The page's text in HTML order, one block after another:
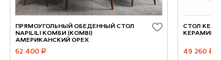
ПРЯМОУГОЛЬНЫЙ ОБЕДЕННЫЙ СТОЛ
NAPILILI КОМБИ (KOMBI)
АМЕРИКАНСКИЙ ОРЕХ
62 400 руб.
СТОЛ
49 260 руб.